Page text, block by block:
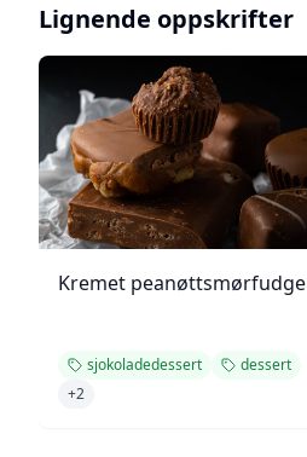
Lignende oppskrifter
Kremet peanøttsmørfudge
sjokoladedessert
dessert
+2